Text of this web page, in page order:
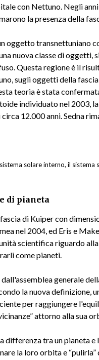
con Nettuno. Negli
la presenza della
oggetto transnettuniano
nuova classe di oggetti,
Questa regione è il
sugli oggetti della
teoria è stata
individuato nel 2003,
12.000 anni. Sedna
solare interno, il sistema
di pianeta
di Kuiper con
nel 2004, ed Eris e
scientifica riguardo
come pianeti.
generale
la nuova definizione,
per raggiungere
attorno alla sua
differenza tra un pianeta e
la loro orbita e